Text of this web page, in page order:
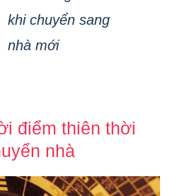
khi chuyển sang
nhà mới
điểm thiên thời
nhà